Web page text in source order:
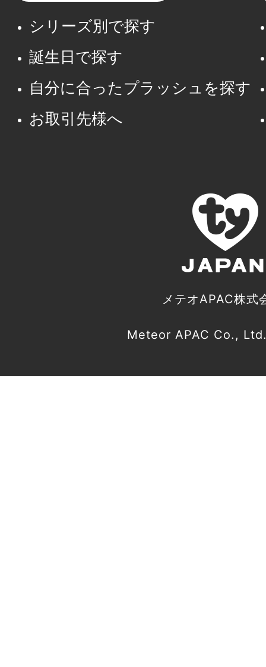
シリーズ別で探す
誕生日で探す
自分に合ったプラッシュを探す
お取引先様へ
メテオAPAC株式
Meteor APAC Co.,